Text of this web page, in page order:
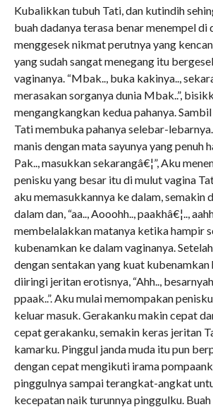
Kubalikkan tubuh Tati, dan kutindih
buah dadanya terasa benar menempel di
menggesek nikmat perutnya yang
yang sudah sangat menegang itu
vaginanya. “Mbak.., buka kakinya..,
merasakan sorganya dunia Mbak..”,
mengangkangkan kedua pahanya.
Tati membuka pahanya selebar-
manis dengan mata sayunya yang penuh
Pak.., masukkan sekarangâ€¦”, Aku
penisku yang besar itu di mulut vagina
aku memasukkannya ke dalam, semakin
dalam dan, “aa.., Aooohh.., paakhâ€¦..,
membelalakkan matanya ketika hampir
kubenamkan ke dalam vaginanya. Setelah
dengan sentakan yang kuat kubenamkan
diiringi jeritan erotisnya, “Ahh..,
ppaak..”. Aku mulai memompakan
keluar masuk. Gerakanku makin cepat
cepat gerakanku, semakin keras jeritan
kamarku. Pinggul janda muda itu pun
dengan cepat mengikuti irama
pinggulnya sampai terangkat-angkat
kecepatan naik turunnya pinggulku.